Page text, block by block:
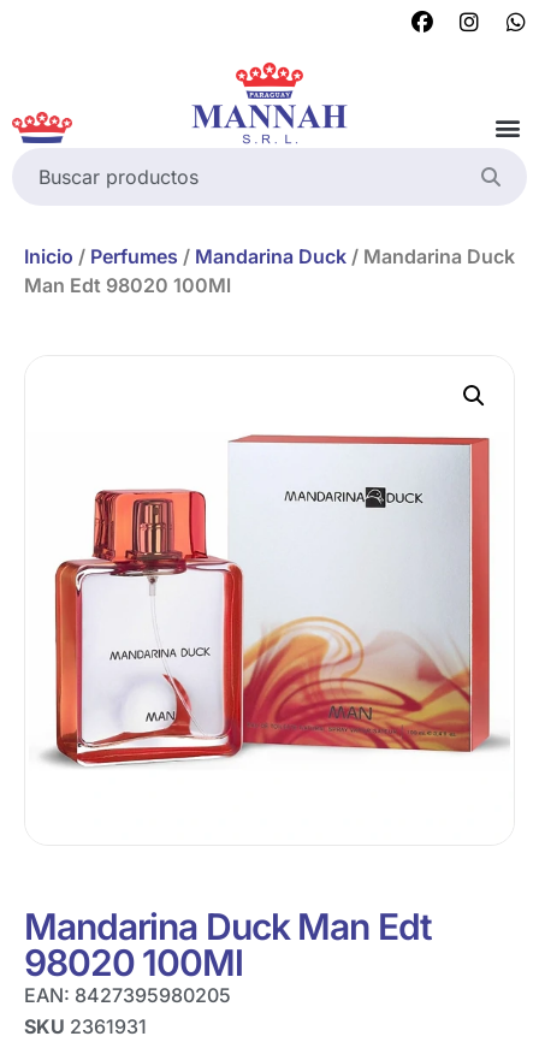
Inicio / Perfumes / Mandarina Duck / Mandarina Duck
Man Edt 98020 100Ml
Mandarina Duck Man Edt
98020 100Ml
EAN: 8427395980205
SKU 2361931